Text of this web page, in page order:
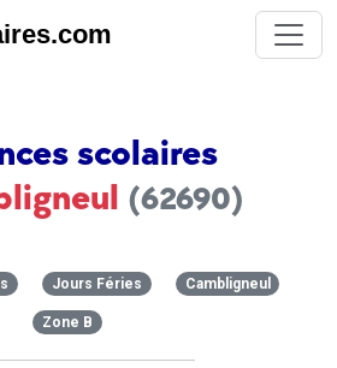
scolaires
(62690)
Jours Féries Cambligneul
Zone B